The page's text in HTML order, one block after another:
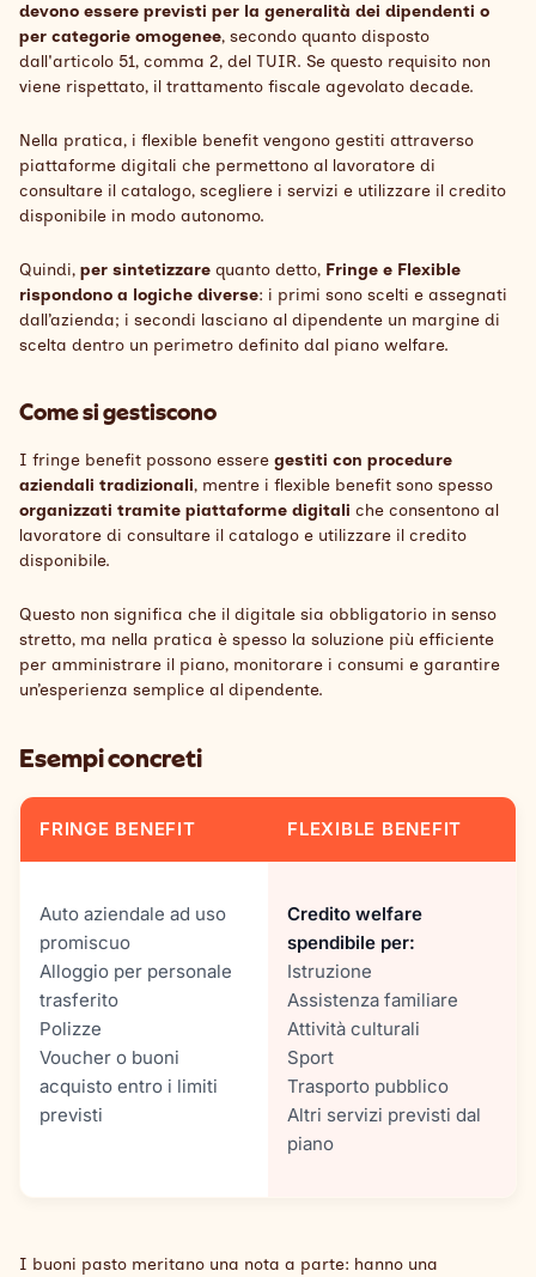
devono essere previsti per la generalità dei dipendenti o
per categorie omogenee, secondo quanto disposto
dall'articolo 51, comma 2, del TUIR. Se questo requisito non
viene rispettato, il trattamento fiscale agevolato decade.
Nella pratica, i flexible benefit vengono gestiti attraverso
piattaforme digitali che permettono al lavoratore di
consultare il catalogo, scegliere i servizi e utilizzare il credito
disponibile in modo autonomo.
Quindi, per sintetizzare quanto detto, Fringe e Flexible
rispondono a logiche diverse: i primi sono scelti e assegnati
dall’azienda; i secondi lasciano al dipendente un margine di
scelta dentro un perimetro definito dal piano welfare.
Come si gestiscono
I fringe benefit possono essere gestiti con procedure
aziendali tradizionali, mentre i flexible benefit sono spesso
organizzati tramite piattaforme digitali che consentono al
lavoratore di consultare il catalogo e utilizzare il credito
disponibile.
Questo non significa che il digitale sia obbligatorio in senso
stretto, ma nella pratica è spesso la soluzione più efficiente
per amministrare il piano, monitorare i consumi e garantire
un’esperienza semplice al dipendente.
Esempi concreti
FRINGE BENEFIT FLEXIBLE BENEFIT
Auto aziendale ad uso
promiscuo
Alloggio per personale
trasferito
Polizze
Voucher o buoni
acquisto entro i limiti
previsti
Credito welfare
spendibile per:
Istruzione
Assistenza familiare
Attività culturali
Sport
Trasporto pubblico
Altri servizi previsti dal
piano
I buoni pasto meritano una nota a parte: hanno una